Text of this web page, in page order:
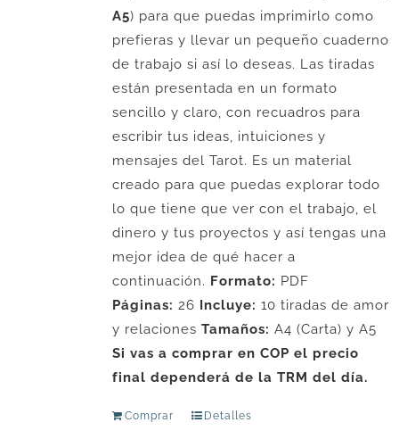
A5) para que puedas imprimirlo como
prefieras y llevar un pequeño cuaderno
de trabajo si así lo deseas. Las tiradas
están presentada en un formato
sencillo y claro, con recuadros para
escribir tus ideas, intuiciones y
mensajes del Tarot. Es un material
creado para que puedas explorar todo
lo que tiene que ver con el trabajo, el
dinero y tus proyectos y así tengas una
mejor idea de qué hacer a
continuación. Formato: PDF
Páginas: 26 Incluye: 10 tiradas de amor
y relaciones Tamaños: A4 (Carta) y A5
Si vas a comprar en COP el precio
final dependerá de la TRM del día.
Comprar Detalles